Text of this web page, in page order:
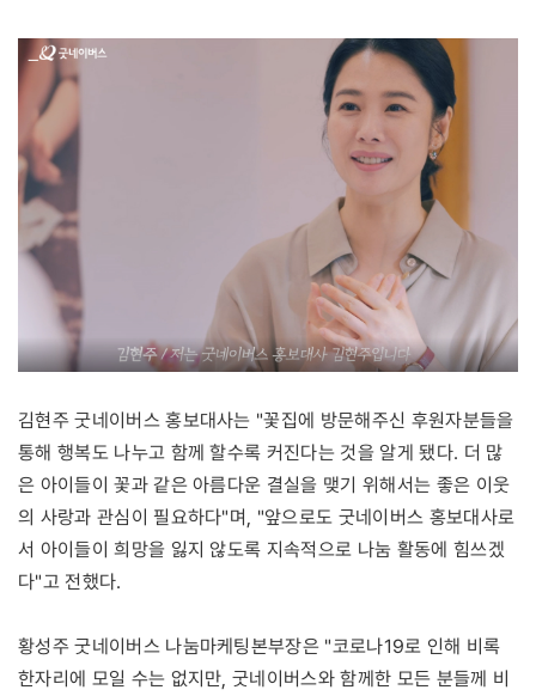
김현주 굿네이버스 홍보대사는 "꽃집에 방문해주신 후원자분들을
통해 행복도 나누고 함께 할수록 커진다는 것을 알게 됐다. 더 많
은 아이들이 꽃과 같은 아름다운 결실을 맺기 위해서는 좋은 이웃
의 사랑과 관심이 필요하다"며, "앞으로도 굿네이버스 홍보대사로
서 아이들이 희망을 잃지 않도록 지속적으로 나눔 활동에 힘쓰겠
다"고 전했다.
황성주 굿네이버스 나눔마케팅본부장은 "코로나19로 인해 비록
한자리에 모일 수는 없지만, 굿네이버스와 함께한 모든 분들께 비